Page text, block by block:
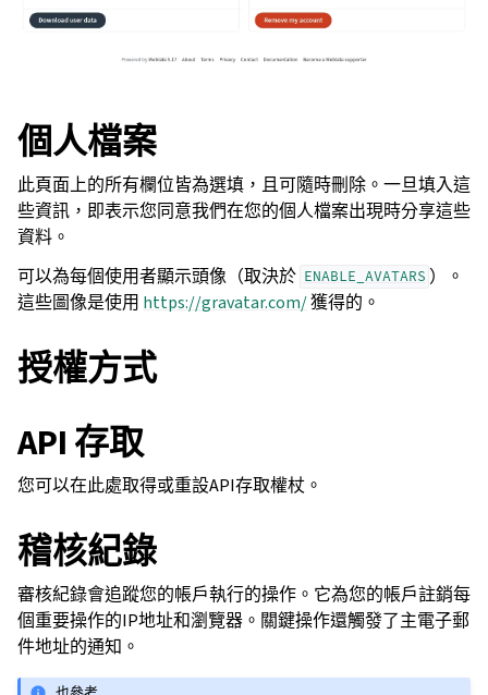
個人檔案
此頁面上的所有欄位皆為選填，且可隨時刪除。一旦填入這
些資訊，即表示您同意我們在您的個人檔案出現時分享這些
資料。
可以為每個使用者顯示頭像（取決於 ENABLE_AVATARS ）。
這些圖像是使用 https://gravatar.com/獲得的。
授權方式
API 存取
您可以在此處取得或重設API存取權杖。
稽核紀錄
審核紀錄會追蹤您的帳戶執行的操作。它為您的帳戶註銷每
個重要操作的IP地址和瀏覽器。關鍵操作還觸發了主電子郵
件地址的通知。